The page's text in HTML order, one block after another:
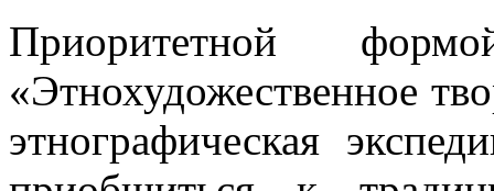
Приоритетной
«Этнохудожественное
этнографическая